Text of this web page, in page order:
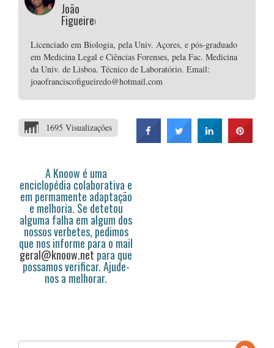
João
Figueiredo
Licenciado em Biologia, pela Univ. Açores, e pós-graduado
em Medicina Legal e Ciências Forenses, pela Fac. Medicina
da Univ. de Lisboa. Técnico de Laboratório. Email:
joaofranciscofigueiredo@hotmail.com
1695 Visualizações
A Knoow é uma
enciclopédia colaborativa e
em permamente adaptação
e melhoria. Se detetou
alguma falha em algum dos
nossos verbetes, pedimos
que nos informe para o mail
geral@knoow.net para que
possamos verificar. Ajude-
nos a melhorar.